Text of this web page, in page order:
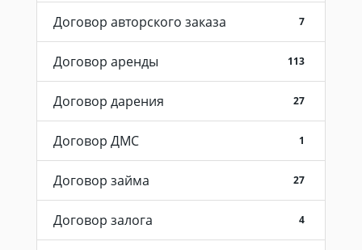
Договор авторского заказа 7
Договор аренды 113
Договор дарения 27
Договор ДМС 1
Договор займа 27
Договор залога 4